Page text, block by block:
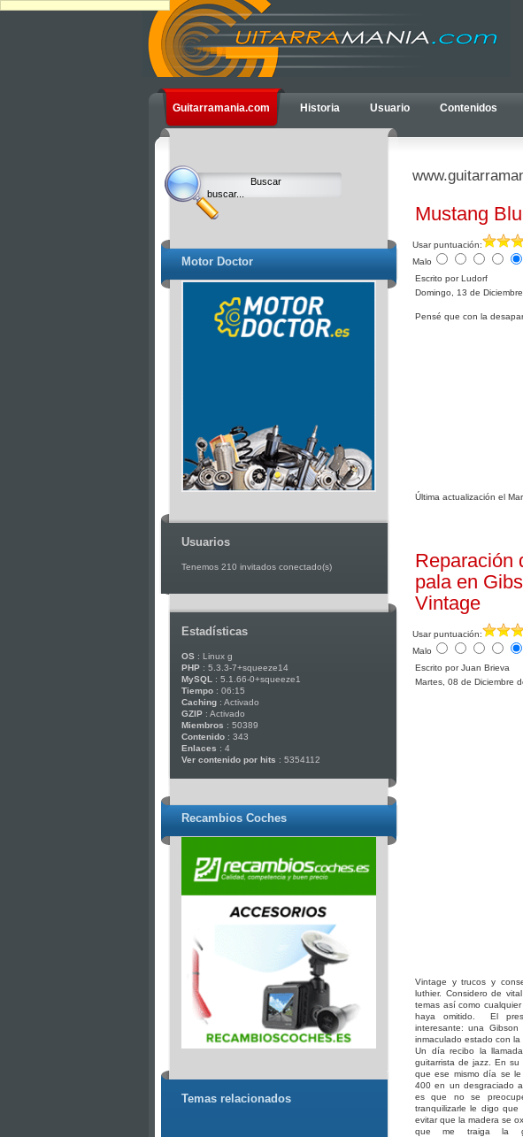
Guitarramania.com Historia Usuario Contenidos
Motor Doctor
Usuarios
Tenemos 210 invitados conectado(s)
Estadísticas
OS : Linux g
PHP : 5.3.3-7+squeeze14
MySQL
: 5.1.66-0+squeeze1
Tiempo : 06:15
Caching : Activado
GZIP : Activado
Miembros : 50389
Contenido : 343
Enlaces : 4
Ver contenido por hits : 5354112
Recambios Coches
Temas relacionados
Clocks,
an
Joomla
product
Extensions
Joomla
Templates
Mustang
Usar puntuación:
Malo
Escrito por Ludorf
Domingo, 13 de
Pensé que con la
Última actualización el
Reparación
pala en
Vintage
Usar puntuación:
Malo
Escrito por Juan Brieva
Martes, 08 de Diciembre
Vintage y trucos y
luthier. Considero de
temas así como
haya omitido. El
interesante: una
inmaculado estado con
Un día recibo la
guitarrista de jazz. En su
que ese mismo día se
400 en un desgraciado
es que no se
tranquilizarle le digo que
evitar que la madera se
que me traiga la